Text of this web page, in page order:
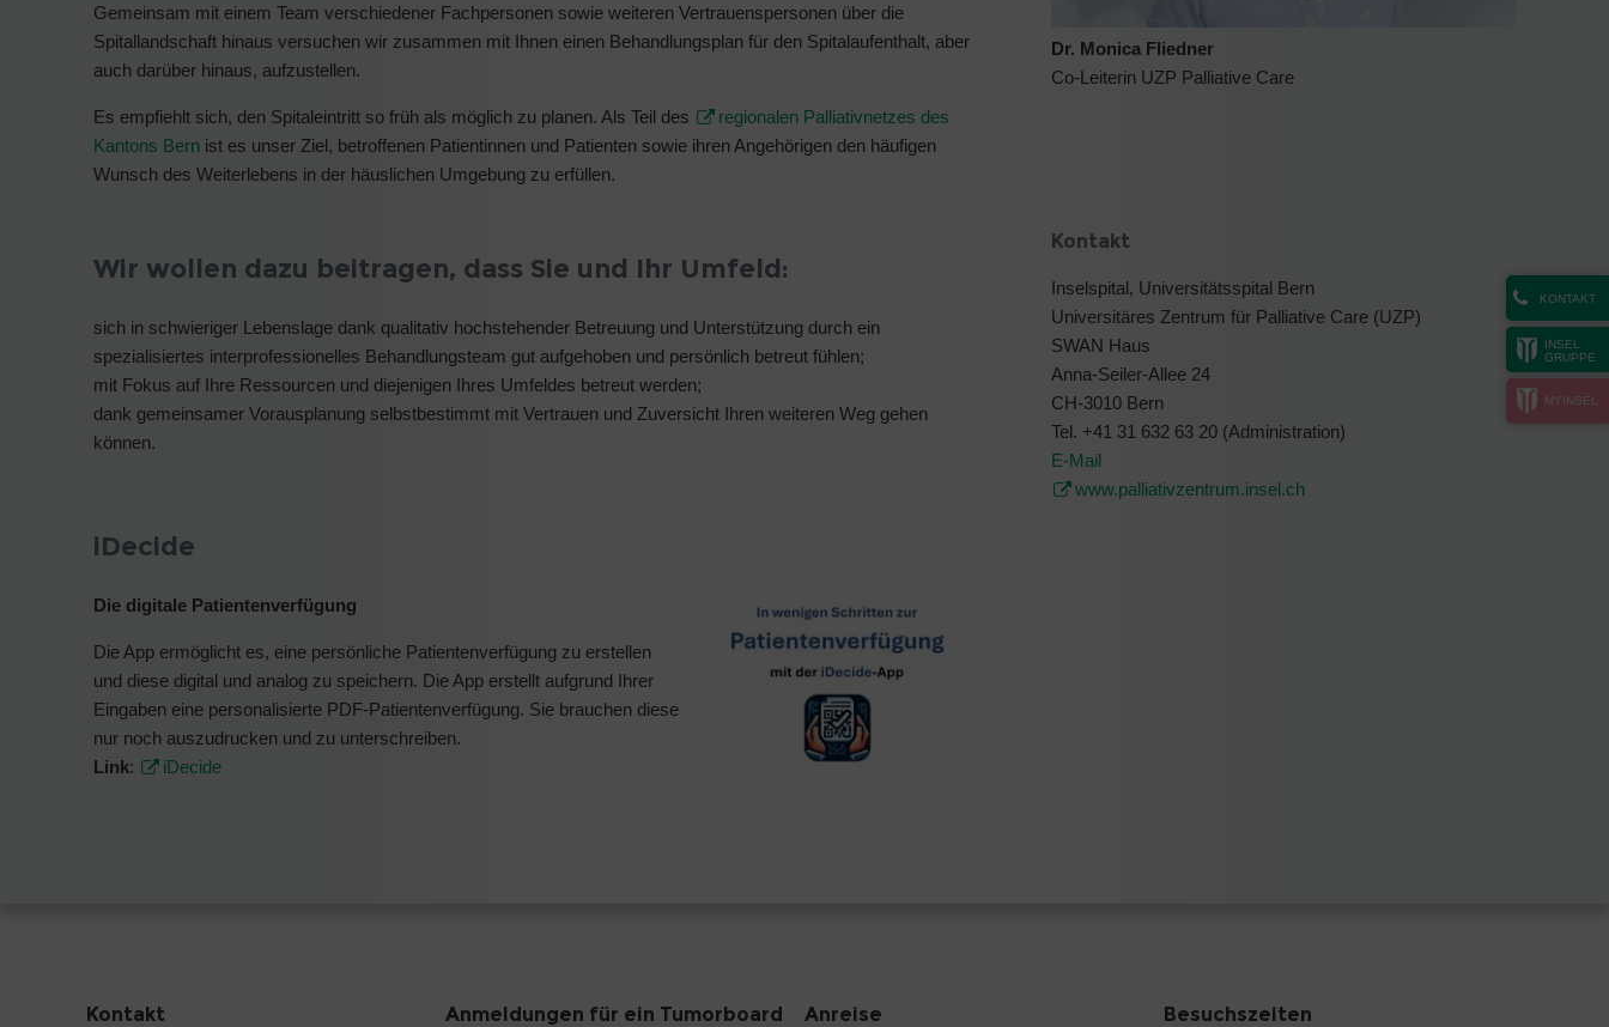
KONTAKT
INSEL
GRUPPE
MYINSEL
Gemeinsam mit einem Team verschiedener Fachpersonen sowie weiteren Vertrauenspersonen über die
Spitallandschaft hinaus versuchen wir zusammen mit Ihnen einen Behandlungsplan für den Spitalaufenthalt, aber
auch darüber hinaus, aufzustellen.
Es empfiehlt sich, den Spitaleintritt so früh als möglich zu planen. Als Teil des
regionalen Palliativnetzes des
Kantons Bern ist es unser Ziel, betroffenen Patientinnen und Patienten sowie ihren Angehörigen den häufigen
Wunsch des Weiterlebens in der häuslichen Umgebung zu erfüllen.
Wir wollen dazu beitragen, dass Sie und Ihr Umfeld:
sich in schwieriger Lebenslage dank qualitativ hochstehender Betreuung und Unterstützung durch ein
spezialisiertes interprofessionelles Behandlungsteam gut aufgehoben und persönlich betreut fühlen;
mit Fokus auf Ihre Ressourcen und diejenigen Ihres Umfeldes betreut werden;
dank gemeinsamer Vorausplanung selbstbestimmt mit Vertrauen und Zuversicht Ihren weiteren Weg gehen
können.
iDecide
Die digitale Patientenverfügung
Die App ermöglicht es, eine persönliche Patientenverfügung zu erstellen
und diese digital und analog zu speichern. Die App erstellt aufgrund Ihrer
Eingaben eine personalisierte PDF-Patientenverfügung. Sie brauchen diese
nur noch auszudrucken und zu unterschreiben.
Link: iDecide
Dr. Monica Fliedner
Co-Leiterin UZP Palliative Care
Kontakt
Inselspital, Universitätsspital Bern
Universitäres Zentrum für Palliative Care (UZP)
SWAN Haus
Anna-Seiler-Allee 24
CH-3010 Bern
Tel. +41 31 632 63 20 (Administration)
E-Mail
www.palliativzentrum.insel.ch
Kontakt Anmeldungen für ein Tumorboard Anreise Besuchszeiten